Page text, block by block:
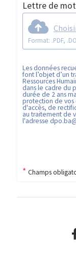
Lettre de
Les données
font l’objet d’un
Ressources
dans le cadre du
durée de 2 ans
protection de vos
d'accès, de
au traitement de
l'adresse
* Champs